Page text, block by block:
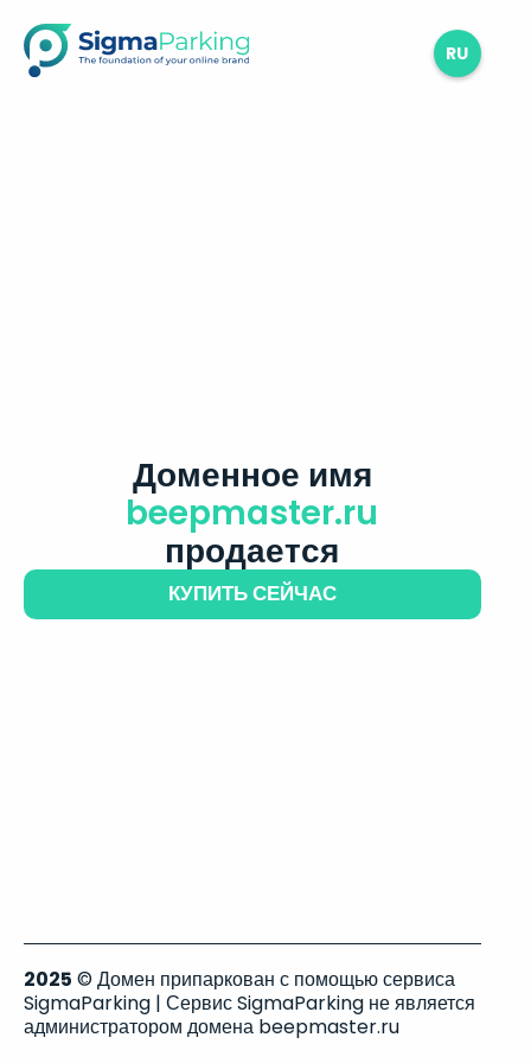
RU
Доменное имя
beepmaster.ru
продается
КУПИТЬ СЕЙЧАС
2025 © Домен припаркован с помощью сервиса
SigmaParking | Сервис SigmaParking не является
администратором домена beepmaster.ru